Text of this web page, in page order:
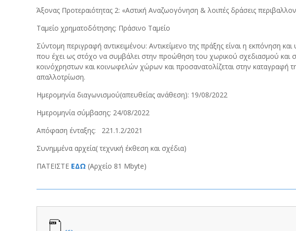
Άξονας Προτεραιότητας 2: «Αστική Αναζωογόνηση & λοιπές δράσεις
Ταμείο χρηματοδότησης: Πράσινο Ταμείο
Σύντομη περιγραφή αντικειμένου: Αντικείμενο της πράξης είναι η εκπόνηση
που έχει ως στόχο να συμβάλει στην προώθηση του χωρικού σχεδιασμού
κοινόχρηστων και κοινωφελών χώρων και προσανατολίζεται στην καταγραφή
απαλλοτρίωση.
Ημερομηνία διαγωνισμού(απευθείας ανάθεση): 19/08/2022
Ημερομηνία σύμβασης: 24/08/2022
Απόφαση ένταξης: 221.1.2/2021
Συνημμένα αρχεία( τεχνική έκθεση και σχέδια)
ΠΑΤΕΙΣΤΕ ΕΔΩ (Αρχείο 81 Mbyte)